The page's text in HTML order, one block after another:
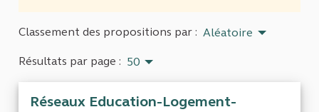
Classement des propositions par : Aléatoire
Résultats par page : 50
Réseaux Education-Logement-